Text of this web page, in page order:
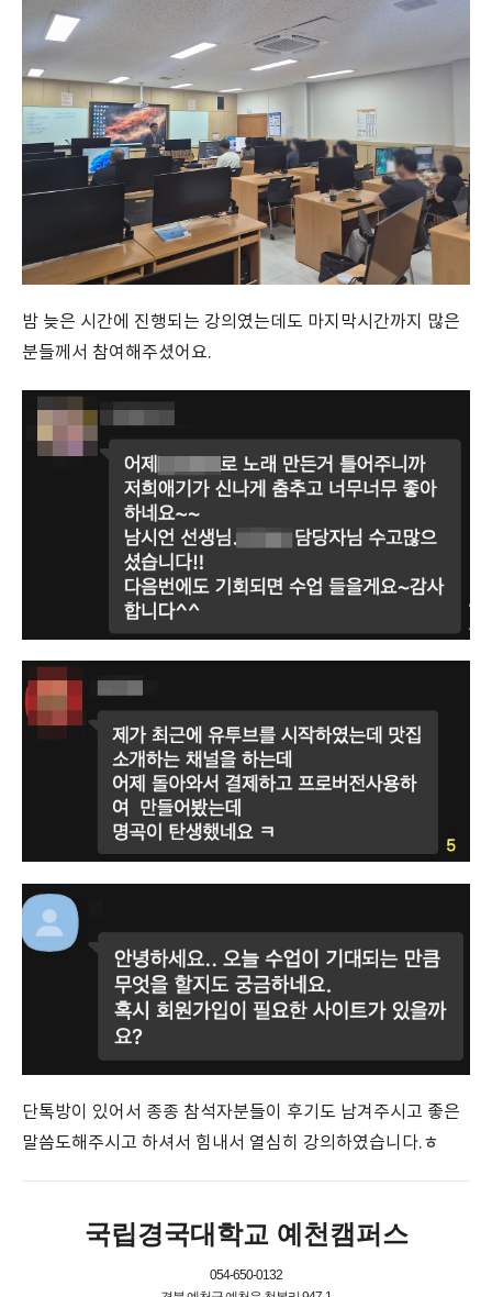
밤 늦은 시간에 진행되는 강의였는데도 마지막시간까지 많은
분들께서 참여해주셨어요.
단톡방이 있어서 종종 참석자분들이 후기도 남겨주시고 좋은
말씀도해주시고 하셔서 힘내서 열심히 강의하였습니다.ㅎ